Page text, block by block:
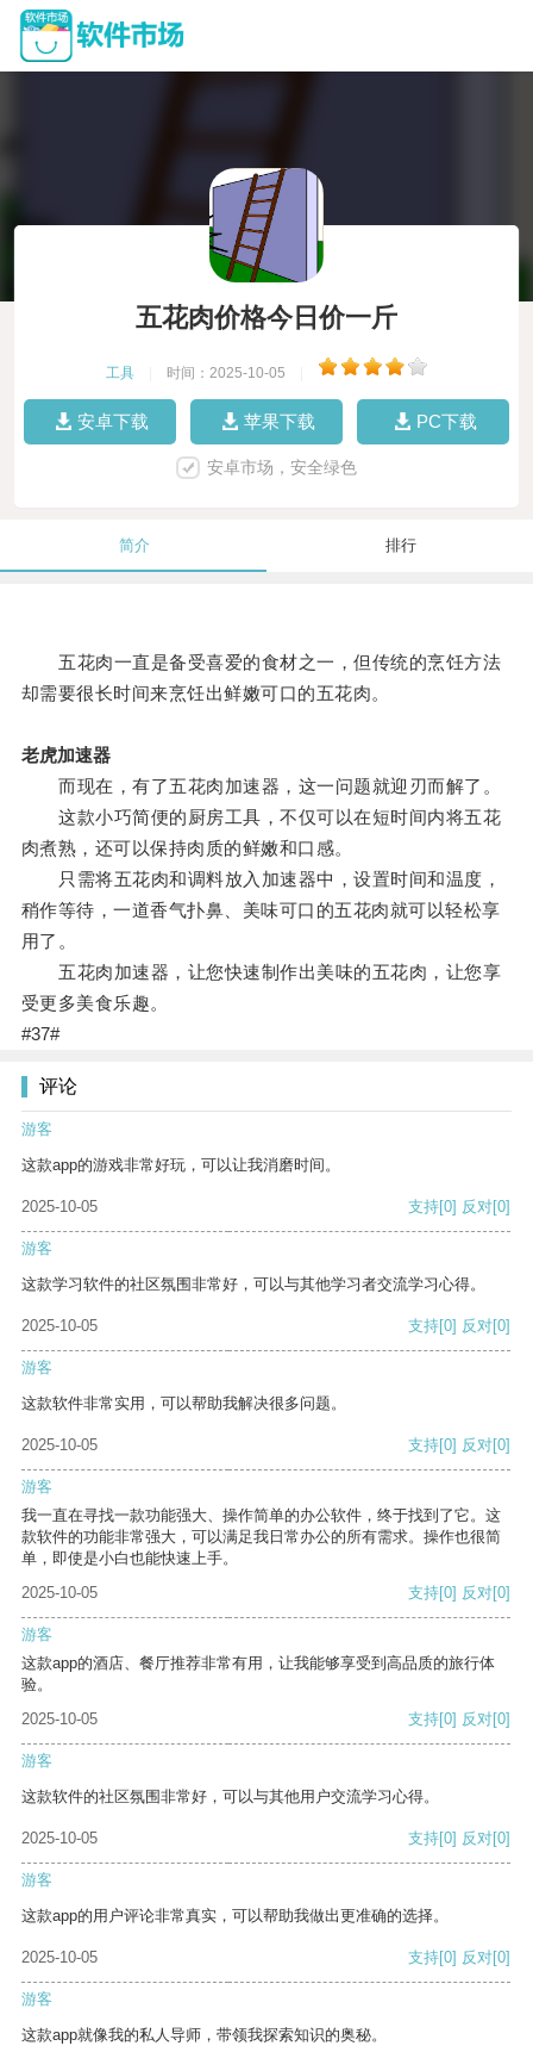
五花肉价格今日价一斤
工具 时间：2025-10-05
安卓下载 苹果下载 PC下载
安卓市场，安全绿色
简介 排行
五花肉一直是备受喜爱的食材之一，但传统的烹饪方法
却需要很长时间来烹饪出鲜嫩可口的五花肉。
老虎加速器
而现在，有了五花肉加速器，这一问题就迎刃而解了。
这款小巧简便的厨房工具，不仅可以在短时间内将五花
肉煮熟，还可以保持肉质的鲜嫩和口感。
只需将五花肉和调料放入加速器中，设置时间和温度，
稍作等待，一道香气扑鼻、美味可口的五花肉就可以轻松享
用了。
五花肉加速器，让您快速制作出美味的五花肉，让您享
受更多美食乐趣。
#37#
评论
游客
这款app的游戏非常好玩，可以让我消磨时间。
2025-10-05 支持[0] 反对[0]
游客
这款学习软件的社区氛围非常好，可以与其他学习者交流学习心得。
2025-10-05 支持[0] 反对[0]
游客
这款软件非常实用，可以帮助我解决很多问题。
2025-10-05 支持[0] 反对[0]
游客
我一直在寻找一款功能强大、操作简单的办公软件，终于找到了它。这
款软件的功能非常强大，可以满足我日常办公的所有需求。操作也很简
单，即使是小白也能快速上手。
2025-10-05
支持[0] 反对[0]
游客
这款app的酒店、餐厅推荐非常有用，让我能够享受到高品质的旅行体
验。
2025-10-05
支持[0] 反对[0]
游客
这款软件的社区氛围非常好，可以与其他用户交流学习心得。
2025-10-05 支持[0] 反对[0]
游客
这款app的用户评论非常真实，可以帮助我做出更准确的选择。
2025-10-05 支持[0] 反对[0]
游客
这款app就像我的私人导师，带领我探索知识的奥秘。